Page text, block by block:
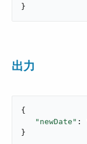
}
出力
{
"newDate" :
}